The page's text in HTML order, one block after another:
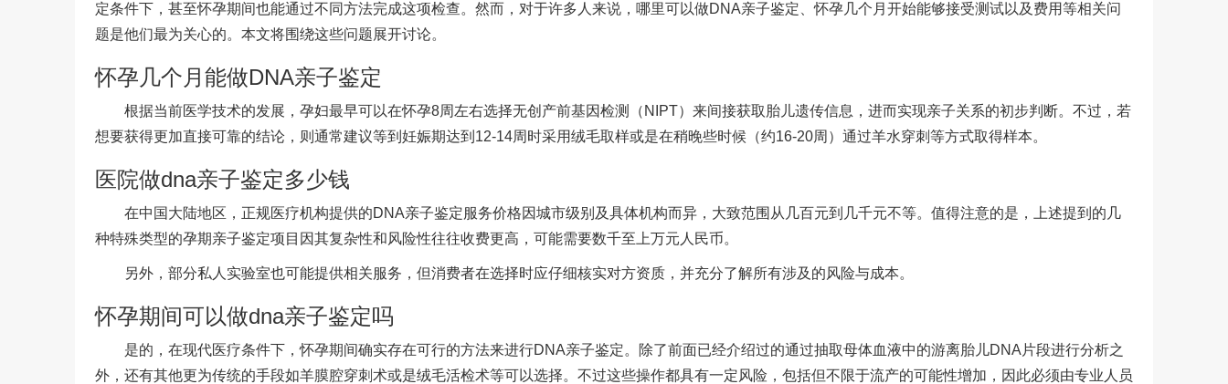
定条件下，甚至怀孕期间也能通过不同方法完成这项检查。然而，对于许多人来说，哪里可以做DNA亲子鉴定、怀孕几个月开始能够接受测试以及费用等相关问
题是他们最为关心的。本文将围绕这些问题展开讨论。
怀孕几个月能做DNA亲子鉴定
根据当前医学技术的发展，孕妇最早可以在怀孕8周左右选择无创产前基因检测（NIPT）来间接获取胎儿遗传信息，进而实现亲子关系的初步判断。不过，若
想要获得更加直接可靠的结论，则通常建议等到妊娠期达到12-14周时采用绒毛取样或是在稍晚些时候（约16-20周）通过羊水穿刺等方式取得样本。
医院做dna亲子鉴定多少钱
在中国大陆地区，正规医疗机构提供的DNA亲子鉴定服务价格因城市级别及具体机构而异，大致范围从几百元到几千元不等。值得注意的是，上述提到的几
种特殊类型的孕期亲子鉴定项目因其复杂性和风险性往往收费更高，可能需要数千至上万元人民币。
另外，部分私人实验室也可能提供相关服务，但消费者在选择时应仔细核实对方资质，并充分了解所有涉及的风险与成本。
怀孕期间可以做dna亲子鉴定吗
是的，在现代医疗条件下，怀孕期间确实存在可行的方法来进行DNA亲子鉴定。除了前面已经介绍过的通过抽取母体血液中的游离胎儿DNA片段进行分析之
外，还有其他更为传统的手段如羊膜腔穿刺术或是绒毛活检术等可以选择。不过这些操作都具有一定风险，包括但不限于流产的可能性增加，因此必须由专业人员